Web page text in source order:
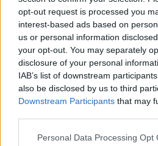
opt-out request is processed you
interest-based ads based on
us or personal information
your opt-out. You may separately
disclosure of your personal
IAB’s list of downstream
also be disclosed by us to third
Downstream Participants that may
Personal Data Processing Opt
Netflix con vídeos
La industria se parte en
creadores se frotan las
salen bien, el sofá de tu
próximo campo de batalla
Meta, el nuevo sheriff).